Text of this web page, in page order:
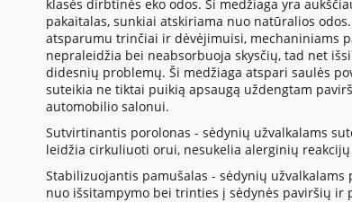
klasės dirbtinės eko odos. Ši medžiaga yra
pakaitalas, sunkiai atskiriama nuo natūralios
atsparumu trinčiai ir dėvėjimuisi, mechaniniams
nepraleidžia bei neabsorbuoja skysčių, tad net
didesnių problemų. Ši medžiaga atspari saulės
suteikia ne tiktai puikią apsaugą uždengtam
automobilio salonui.
Sutvirtinantis porolonas - sėdynių užvalkalams
leidžia cirkuliuoti orui, nesukelia alerginių
Stabilizuojantis pamušalas - sėdynių
nuo išsitampymo bei trinties į sėdynės paviršių ir